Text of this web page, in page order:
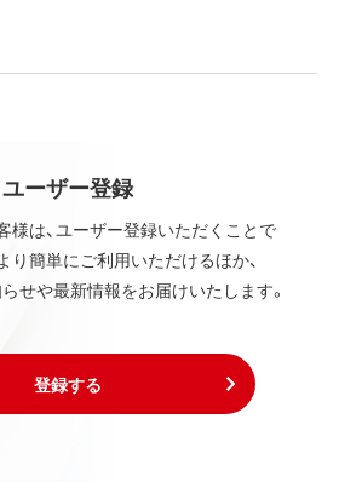
ユーザー登録
様は、ユーザー登録いただくことで
り簡単にご利用いただけるほか、
せや最新情報をお届けいたします。
登録する